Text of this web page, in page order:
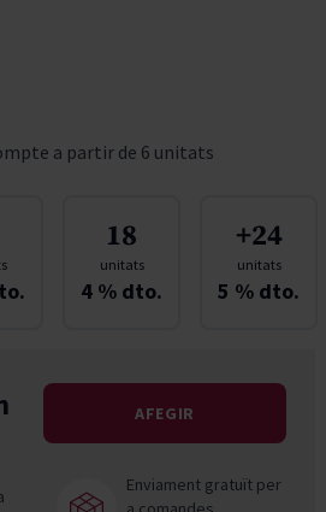
a partir de 6 unitats
18
unitats
4 % dto.
+24
unitats
5 % dto.
AFEGIR
Enviament gratuït per